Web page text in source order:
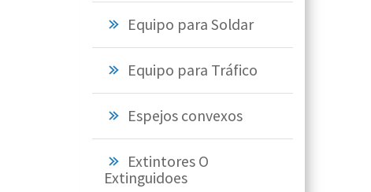
Equipo para Soldar
Equipo para Tráfico
Espejos convexos
Extintores O
Extinguidoes